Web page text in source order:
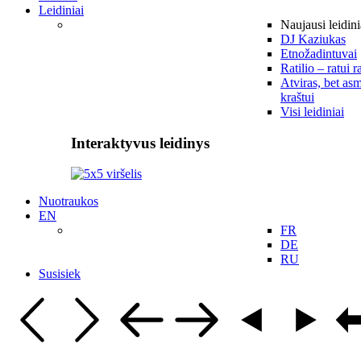
Leidiniai
Naujausi
DJ Kaziukas
Etnožadintuvai
Ratilio – ratui
Atviras, bet
kraštui
Visi leidiniai
Interaktyvus leidinys
Nuotraukos
EN
FR
DE
RU
Susisiek